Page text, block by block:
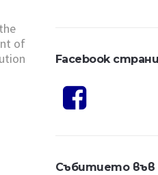
of
Facebook
Събитието във